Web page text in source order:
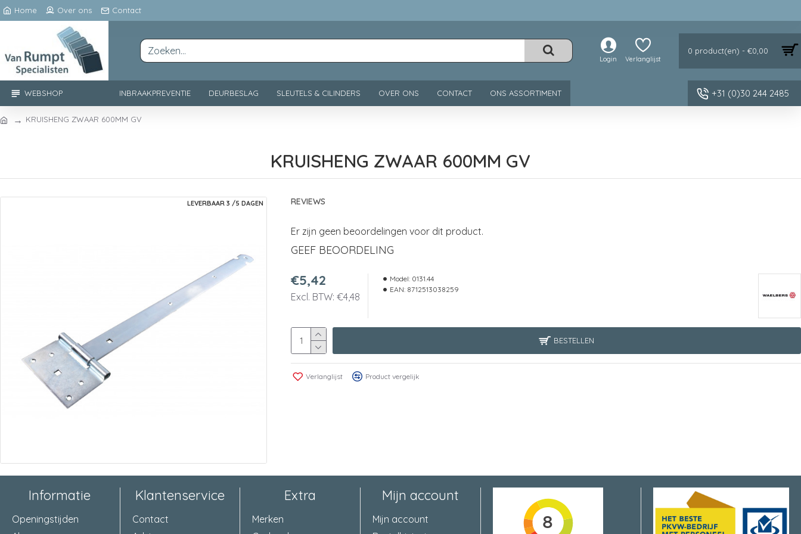
Home Over ons Contact
Login Verlanglijst
0 product(en) - €0,00
WEBSHOP INBRAAKPREVENTIE DEURBESLAG SLEUTELS & CILINDERS OVER ONS CONTACT ONS ASSORTIMENT +31 (0)30 244 2485
KRUISHENG ZWAAR 600MM GV
KRUISHENG ZWAAR 600MM GV
LEVERBAAR 3 /5 DAGEN REVIEWS
Er zijn geen beoordelingen voor dit product.
GEEF BEOORDELING
€5,42
Excl. BTW: €4,48
Model: 0131.44
EAN: 8712513038259
BESTELLEN
Verlanglijst Product vergelijk
Informatie
Openingstijden
Klantenservice
Contact
Extra
Merken
Mijn account
Mijn account